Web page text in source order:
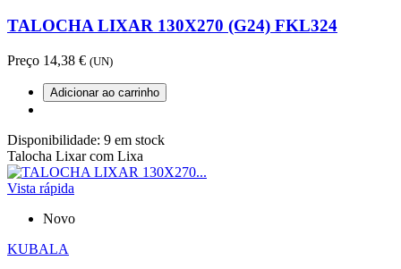
TALOCHA LIXAR 130X270 (G24) FKL324
Preço 14,38 € (UN)
Adicionar ao carrinho
Disponibilidade: 9 em stock
Talocha Lixar com Lixa
Vista rápida
Novo
KUBALA